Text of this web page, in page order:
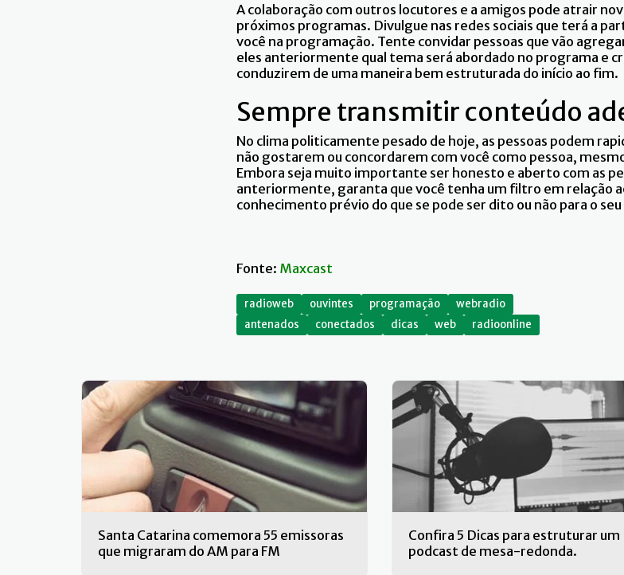
A colaboração com outros locutores e a amigos pode atrair
próximos programas. Divulgue nas redes sociais que terá a
você na programação. Tente convidar pessoas que vão
eles anteriormente qual tema será abordado no programa e
conduzirem de uma maneira bem estruturada do início ao fim.
Sempre transmitir conteúdo
No clima politicamente pesado de hoje, as pessoas podem
não gostarem ou concordarem com você como pessoa,
Embora seja muito importante ser honesto e aberto com as
anteriormente, garanta que você tenha um filtro em relação
conhecimento prévio do que se pode ser dito ou não para o
Fonte: Maxcast
radioweb ouvintes programação
webradio
antenados
conectados dicas web radioonline
Santa Catarina comemora 55 emissoras
que migraram do AM para FM
Confira 5 Dicas para estruturar um
podcast de mesa-redonda.